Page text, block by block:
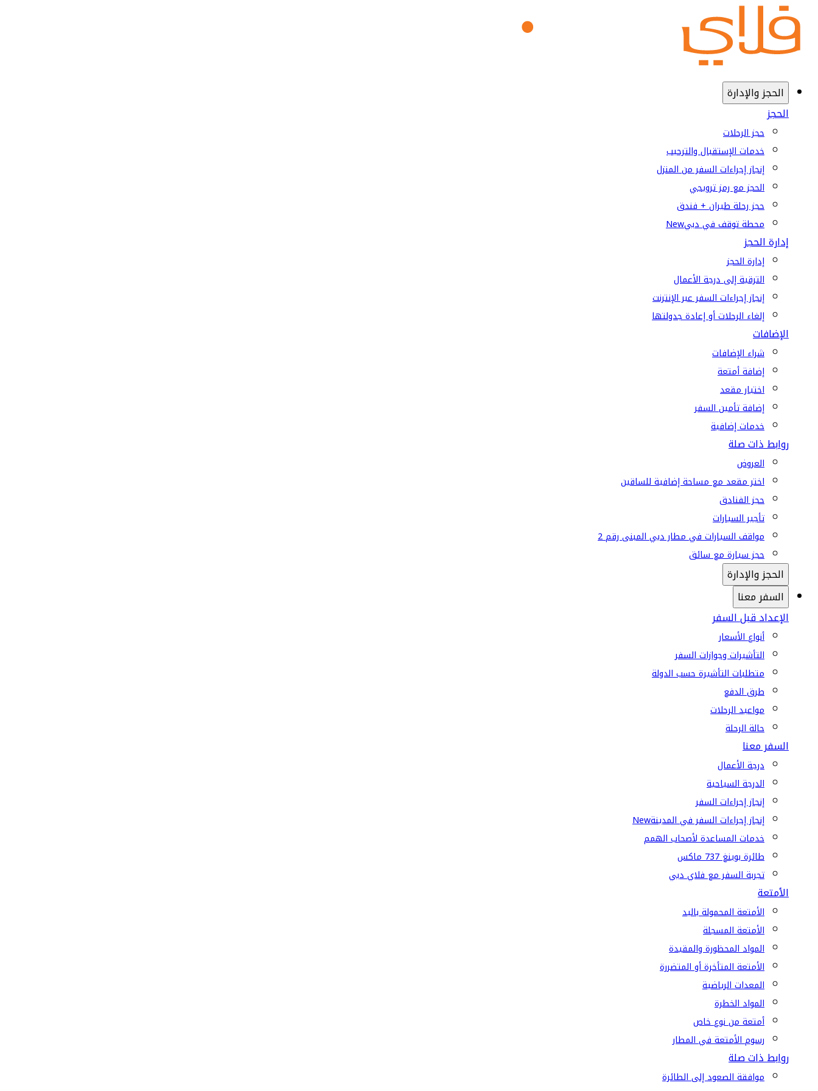
الحجز والإدارة
الحجز
حجز الرحلات
خدمات الإستقبال والترحيب
إنجاز إجراءات السفر من المنزل
الحجز مع رمز ترويجي
حجز رحلة طيران + فندق
محطة توقف في دبيNew
إدارة الحجز
إدارة الحجز
الترقية إلى درجة الأعمال
إنجاز إجراءات السفر عبر الإنترنت
إلغاء الرحلات أو إعادة جدولتها
الإضافات
شراء الإضافات
إضافة أمتعة
اختيار مقعد
إضافة تأمين السفر
خدمات إضافية
روابط ذات صلة
العروض
اختر مقعد مع مساحة إضافية للساقين
حجز الفنادق
تأجير السيارات
مواقف السيارات في مطار دبي المبنى رقم 2
حجز سيارة مع سائق
الحجز والإدارة
السفر معنا
الإعداد قبل السفر
أنواع الأسعار
التأشيرات وجوازات السفر
متطلبات التأشيرة حسب الدولة
طرق الدفع
مواعيد الرحلات
حالة الرحلة
السفر معنا
درجة الأعمال
الدرجة السياحية
إنجاز إجراءات السفر
إنجاز إجراءات السفر في المدينةNew
خدمات المساعدة لأصحاب الهمم
طائرة بوينغ 737 ماكس
تجربة السفر مع فلاي دبي
الأمتعة
الأمتعة المحمولة باليد
الأمتعة المسجلة
المواد المحظورة والمقيدة
الأمتعة المتأخرة أو المتضررة
المعدات الرياضية
المواد الخطرة
أمتعة من نوع خاص
رسوم الأمتعة في المطار
روابط ذات صلة
موافقة الصعود إلى الطائرة